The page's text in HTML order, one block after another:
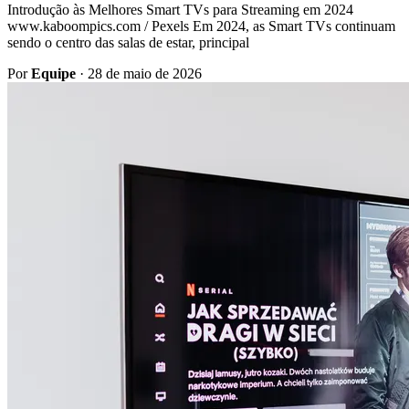
Introdução às Melhores Smart TVs para Streaming em 2024
www.kaboompics.com / Pexels Em 2024, as Smart TVs continuam
sendo o centro das salas de estar, principal
PorEquipe · 28 de maio de 2026